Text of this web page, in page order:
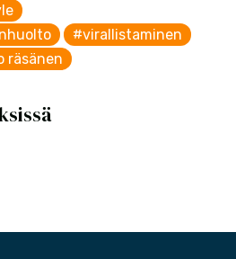
#virallistaminen
räsänen